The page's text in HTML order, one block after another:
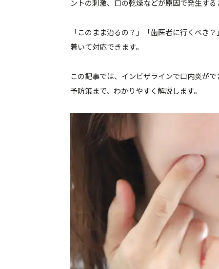
ントの刺激、口の乾燥などが原因で発生する
「このまま治るの？」「歯医者に行くべき
着いて対応できます。
この記事では、インビザラインで口内炎が
予防策まで、わかりやすく解説します。